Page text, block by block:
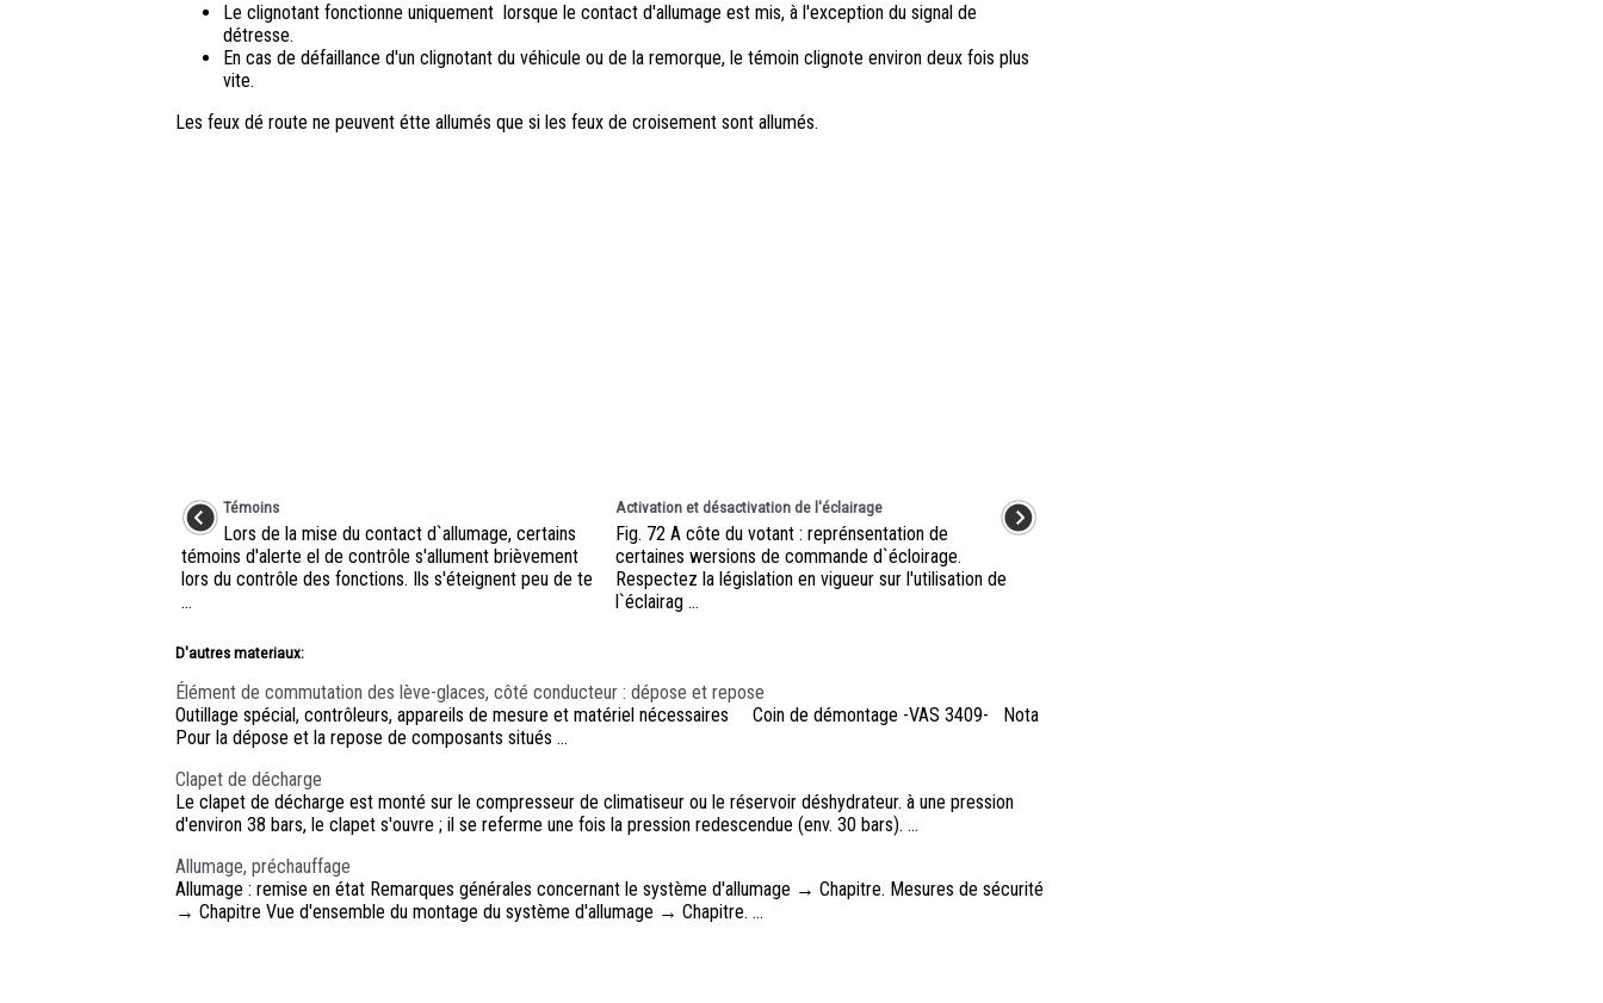
Le clignotant fonctionne uniquement lorsque le contact d'allumage est mis, à l'exception du signal de
détresse.
En cas de défaillance d'un clignotant du véhicule ou de la remorque, le témoin clignote environ deux fois plus
vite.
Les feux dé route ne peuvent étte allumés que si les feux de croisement sont allumés.
Témoins
Lors de la mise du contact d`allumage, certains
témoins d'alerte el de contrôle s'allument brièvement
lors du contrôle des fonctions. Ils s'éteignent peu de te
...
Activation et désactivation de l'éclairage
Fig. 72 A côte du votant : reprénsentation de
certaines wersions de commande d`écloirage.
Respectez la législation en vigueur sur l'utilisation de
l`éclairag ...
D'autres materiaux:
Élément de commutation des lève-glaces, côté conducteur : dépose et repose
Outillage spécial, contrôleurs, appareils de mesure et matériel nécessaires Coin de démontage -VAS 3409- Nota
Pour la dépose et la repose de composants situés ...
Clapet de décharge
Le clapet de décharge est monté sur le compresseur de climatiseur ou le réservoir déshydrateur. à une pression
d'environ 38 bars, le clapet s'ouvre ; il se referme une fois la pression redescendue (env. 30 bars). ...
Allumage, préchauffage
Allumage : remise en état Remarques générales concernant le système d'allumage → Chapitre. Mesures de sécurité
→ Chapitre Vue d'ensemble du montage du système d'allumage → Chapitre. ...